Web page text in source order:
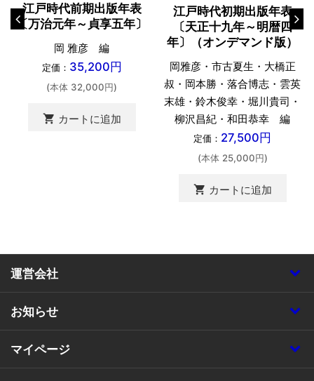
江戸時代前期出版年表
〔万治元年～貞享五年〕
岡 雅彦 編
定価： 35,200円
(本体 32,000円)
shopping_cart カートに追加
江戸時代初期出版年表
〔天正十九年～明暦四
年〕（オンデマンド版）
岡雅彦・市古夏生・大橋正
叔・岡本勝・落合博志・雲英
末雄・鈴木俊幸・堀川貴司・
柳沢昌紀・和田恭幸 編
定価： 27,500円
(本体 25,000円)
shopping_cart カートに追加
運営会社
お知らせ
マイページ